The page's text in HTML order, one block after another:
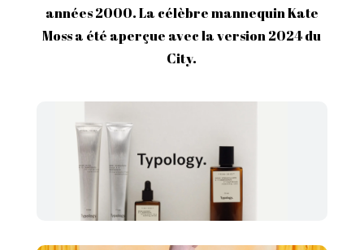
années 2000. La célèbre mannequin Kate
Moss a été aperçue avec la version 2024 du
City.